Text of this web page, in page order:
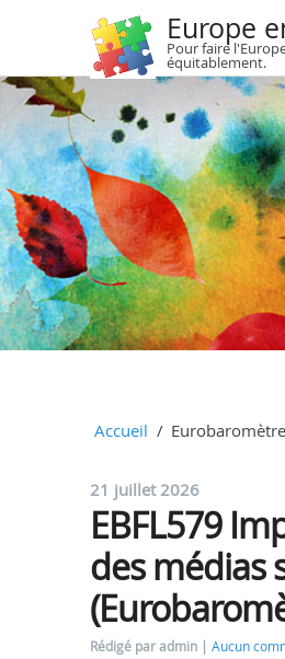
Europe
Pour faire
équitablement.
Accueil Eurobaromètre
21 juillet 2026
EBFL579
des médias
Rédigé par admin
Aucun